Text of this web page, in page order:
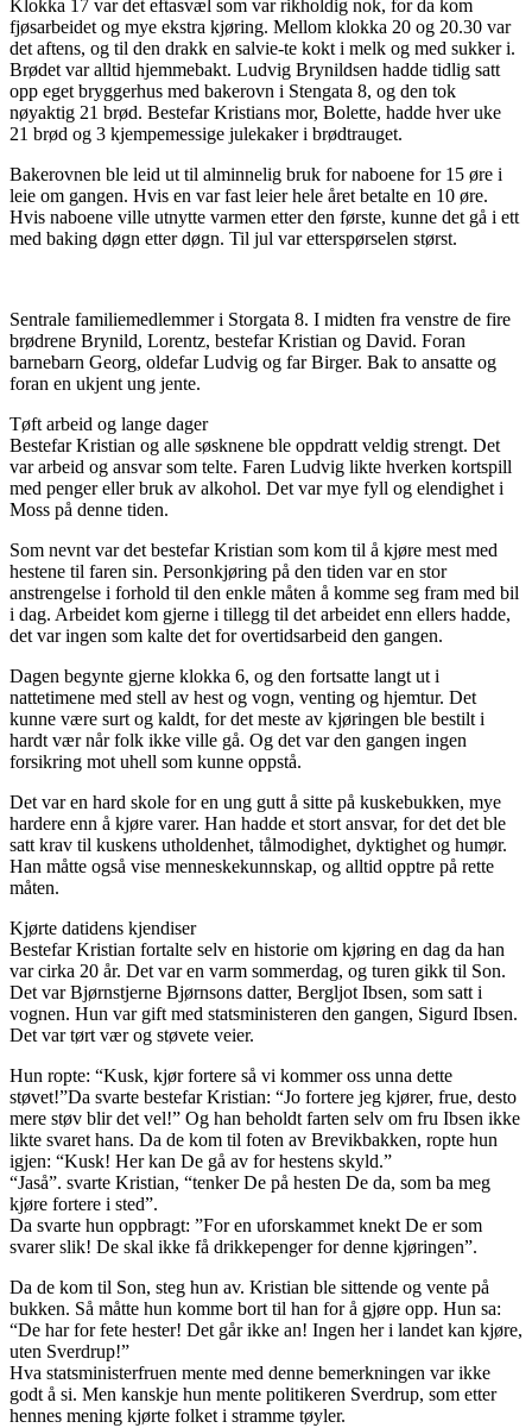
Klokka 17 var det eftasvæl som var rikholdig nok, for da kom
fjøsarbeidet og mye ekstra kjøring. Mellom klokka 20 og 20.30 var
det aftens, og til den drakk en salvie-te kokt i melk og med sukker i.
Brødet var alltid hjemmebakt. Ludvig Brynildsen hadde tidlig satt
opp eget bryggerhus med bakerovn i Stengata 8, og den tok
nøyaktig 21 brød. Bestefar Kristians mor, Bolette, hadde hver uke
21 brød og 3 kjempemessige julekaker i brødtrauget.
Bakerovnen ble leid ut til alminnelig bruk for naboene for 15 øre i
leie om gangen. Hvis en var fast leier hele året betalte en 10 øre.
Hvis naboene ville utnytte varmen etter den første, kunne det gå i ett
med baking døgn etter døgn. Til jul var etterspørselen størst.
Sentrale familiemedlemmer i Storgata 8. I midten fra venstre de fire
brødrene Brynild, Lorentz, bestefar Kristian og David. Foran
barnebarn Georg, oldefar Ludvig og far Birger. Bak to ansatte og
foran en ukjent ung jente.
Tøft arbeid og lange dager
Bestefar Kristian og alle søsknene ble oppdratt veldig strengt. Det
var arbeid og ansvar som telte. Faren Ludvig likte hverken kortspill
med penger eller bruk av alkohol. Det var mye fyll og elendighet i
Moss på denne tiden.
Som nevnt var det bestefar Kristian som kom til å kjøre mest med
hestene til faren sin. Personkjøring på den tiden var en stor
anstrengelse i forhold til den enkle måten å komme seg fram med bil
i dag. Arbeidet kom gjerne i tillegg til det arbeidet enn ellers hadde,
det var ingen som kalte det for overtidsarbeid den gangen.
Dagen begynte gjerne klokka 6, og den fortsatte langt ut i
nattetimene med stell av hest og vogn, venting og hjemtur. Det
kunne være surt og kaldt, for det meste av kjøringen ble bestilt i
hardt vær når folk ikke ville gå. Og det var den gangen ingen
forsikring mot uhell som kunne oppstå.
Det var en hard skole for en ung gutt å sitte på kuskebukken, mye
hardere enn å kjøre varer. Han hadde et stort ansvar, for det det ble
satt krav til kuskens utholdenhet, tålmodighet, dyktighet og humør.
Han måtte også vise menneskekunnskap, og alltid opptre på rette
måten.
Kjørte datidens kjendiser
Bestefar Kristian fortalte selv en historie om kjøring en dag da han
var cirka 20 år. Det var en varm sommerdag, og turen gikk til Son.
Det var Bjørnstjerne Bjørnsons datter, Bergljot Ibsen, som satt i
vognen. Hun var gift med statsministeren den gangen, Sigurd Ibsen.
Det var tørt vær og støvete veier.
Hun ropte: “Kusk, kjør fortere så vi kommer oss unna dette
støvet!”Da svarte bestefar Kristian: “Jo fortere jeg kjører, frue, desto
mere støv blir det vel!” Og han beholdt farten selv om fru Ibsen ikke
likte svaret hans. Da de kom til foten av Brevikbakken, ropte hun
igjen: “Kusk! Her kan De gå av for hestens skyld.”
“Jaså”. svarte Kristian, “tenker De på hesten De da, som ba meg
kjøre fortere i sted”.
Da svarte hun oppbragt: ”For en uforskammet knekt De er som
svarer slik! De skal ikke få drikkepenger for denne kjøringen”.
Da de kom til Son, steg hun av. Kristian ble sittende og vente på
bukken. Så måtte hun komme bort til han for å gjøre opp. Hun sa:
“De har for fete hester! Det går ikke an! Ingen her i landet kan kjøre,
uten Sverdrup!”
Hva statsministerfruen mente med denne bemerkningen var ikke
godt å si. Men kanskje hun mente politikeren Sverdrup, som etter
hennes mening kjørte folket i stramme tøyler.